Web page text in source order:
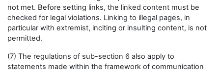
not met. Before setting links, the linked content must be
checked for legal violations. Linking to illegal pages, in
particular with extremist, inciting or insulting content, is not
permitted.
(7) The regulations of sub-section 6 also apply to
statements made within the framework of communication